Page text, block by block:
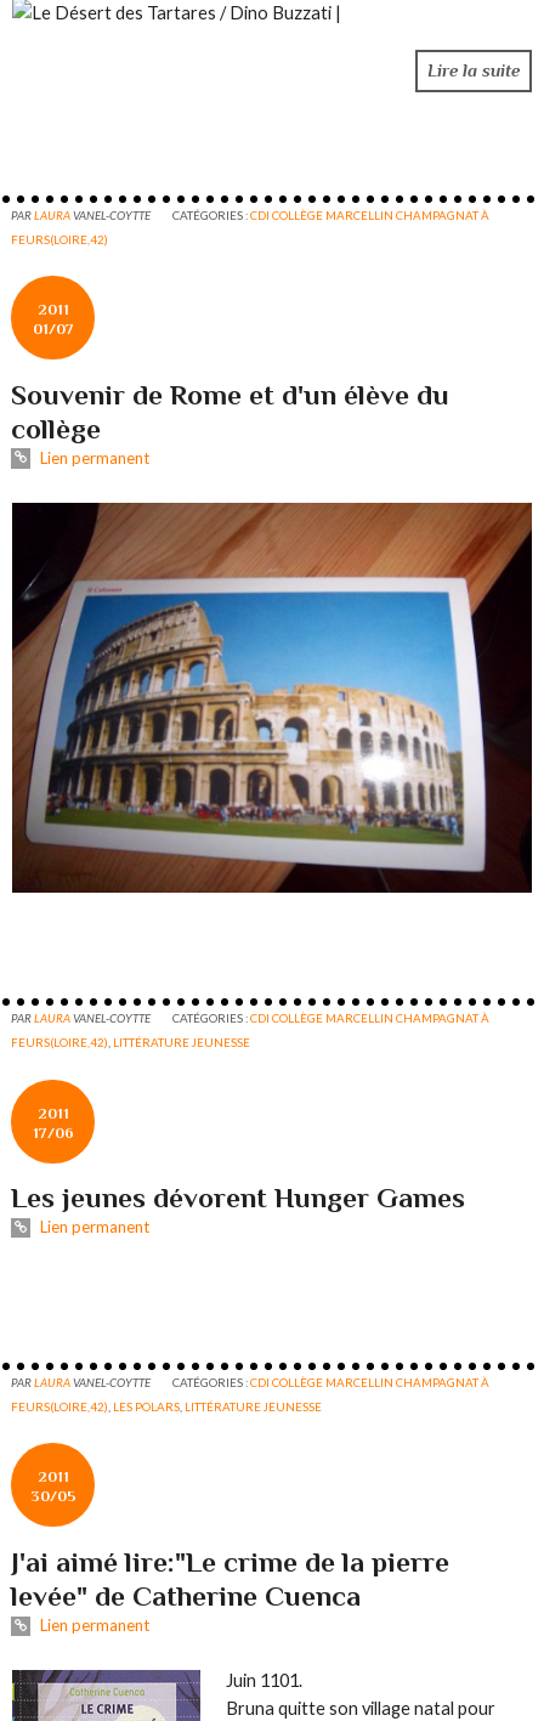
Lire la suite
PARLAURAVANEL-COYTTE CATÉGORIES :CDI COLLÈGE MARCELLIN CHAMPAGNAT À
FEURS(LOIRE,42)
2011
01/07
Souvenir de Rome et d'un élève du
collège
Lien permanent
PARLAURAVANEL-COYTTE CATÉGORIES :CDI COLLÈGE MARCELLIN CHAMPAGNAT À
FEURS(LOIRE,42), LITTÉRATURE JEUNESSE
2011
17/06
Les jeunes dévorent Hunger Games
Lien permanent
PARLAURAVANEL-COYTTE CATÉGORIES :CDI COLLÈGE MARCELLIN CHAMPAGNAT À
FEURS(LOIRE,42) LES POLARS LITTÉRATURE JEUNESSE
2011
30/05
J'ai aimé lire:"Le crime de la pierre
levée" de Catherine Cuenca
Lien permanent
Juin 1101.
Bruna quitte son village natal pour